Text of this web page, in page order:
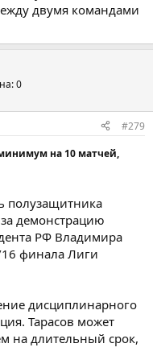
двумя командами
0
#279
на 10 матчей,
полузащитника
демонстрацию
РФ Владимира
финала Лиги
дисциплинарного
Тарасов может
на длительный срок,